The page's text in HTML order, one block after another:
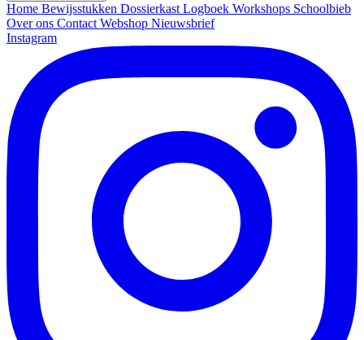
Home Bewijsstukken Dossierkast Logboek Workshops Schoolbieb
Over ons Contact Webshop Nieuwsbrief
Instagram